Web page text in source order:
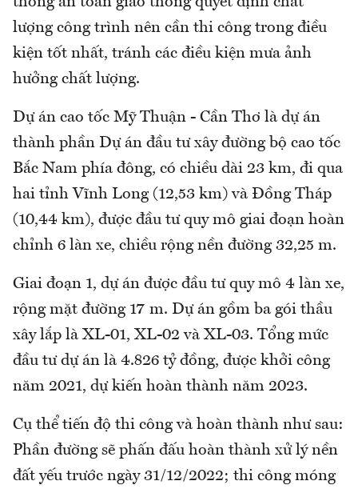
lượng công trình nên cần thi công trong điều
kiện tốt nhất, tránh các điều kiện mưa ảnh
hưởng chất lượng.
Dự án cao tốc Mỹ Thuận - Cần Thơ là dự án
thành phần Dự án đầu tư xây đường bộ cao tốc
Bắc Nam phía đông, có chiều dài 23 km, đi qua
hai tỉnh Vĩnh Long (12,53 km) và Đồng Tháp
(10,44 km), được đầu tư quy mô giai đoạn hoàn
chỉnh 6 làn xe, chiều rộng nền đường 32,25 m.
Giai đoạn 1, dự án được đầu tư quy mô 4 làn xe,
rộng mặt đường 17 m. Dự án gồm ba gói thầu
xây lắp là XL-01, XL-02 và XL-03. Tổng mức
đầu tư dự án là 4.826 tỷ đồng, được khởi công
năm 2021, dự kiến hoàn thành năm 2023.
Cụ thể tiến độ thi công và hoàn thành như sau:
Phần đường sẽ phấn đấu hoàn thành xử lý nền
đất yếu trước ngày 31/12/2022; thi công móng